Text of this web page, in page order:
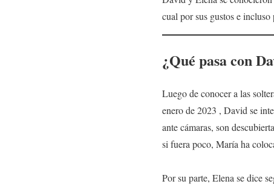
cual por sus gustos e
¿Qué pasa con
Luego de conocer a las
enero de 2023 , David se
ante cámaras, son
si fuera poco, María ha
Por su parte, Elena se dice